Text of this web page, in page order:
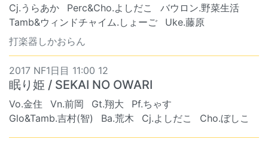
Cj.うらあか
Perc&Cho.よしだこ
バウロン.野菜生活
Tamb&ウィンドチャイム.しょーご
Uke.藤原
打楽器しかおらん
2017 NF1日目 11:00 12
眠り姫 / SEKAI NO OWARI
Vo.金住 Vn.前岡 Gt.翔大
Pf.ちゃす
Glo&Tamb.吉村(智)
Ba.荒木 Cj.よしだこ Cho.ぼしこ